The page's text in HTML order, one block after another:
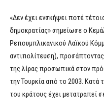
«Δεν έχει ενσκήψει ποτέ
δημοκρατίας» σημείωσε ο
Ρεπουμπλικανικού Λαϊκού
αντιπολίτευση),
της λίρας προσωπικά στον
την Τουρκία από το 2003. Κατά
του κράτους έχει μετατραπεί